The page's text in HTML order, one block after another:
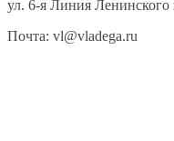
ул. 6-я Линия Ленинского
Почта: vl@vladega.ru